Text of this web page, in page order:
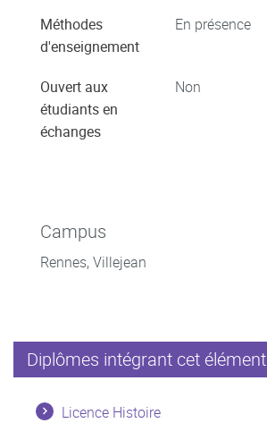
Méthodes
d'enseignement
En présence
Ouvert aux
étudiants en
échanges
Non
Campus
Rennes, Villejean
Diplômes intégrant cet élément
Licence Histoire